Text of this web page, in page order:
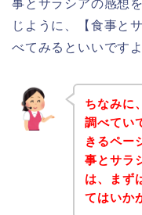
事とサラシアの感想
じように、【食事と
べてみるといいです
ちなみに
調べてい
きるペー
事とサラ
は、まず
てはいか